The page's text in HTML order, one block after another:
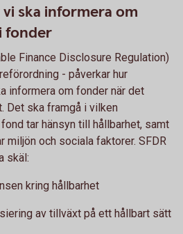
vi ska informera om
fonder
Finance Disclosure Regulation)
- påverkar hur
informera om fonder när det
Det ska framgå i vilken
tar hänsyn till hållbarhet, samt
miljön och sociala faktorer. SFDR
skäl:
kring hållbarhet
av tillväxt på ett hållbart sätt